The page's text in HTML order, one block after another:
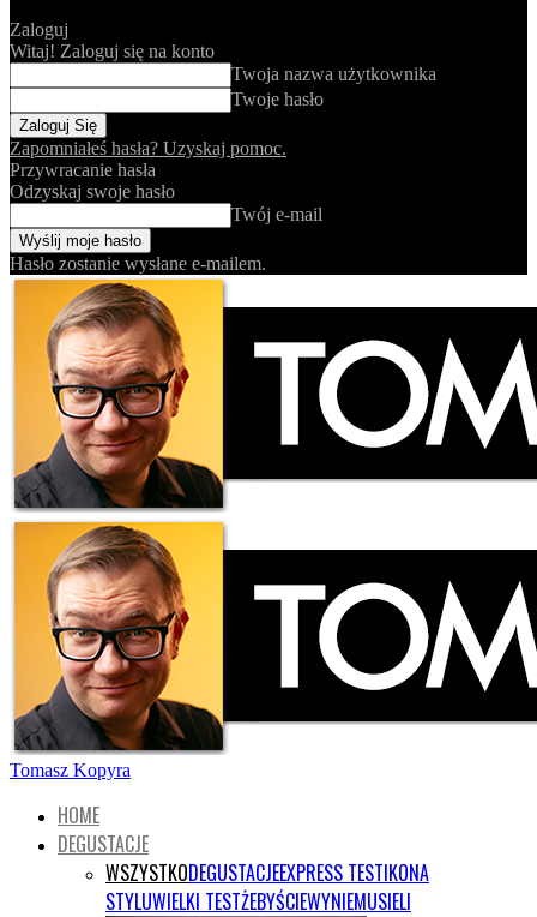
Zaloguj
Witaj! Zaloguj się na konto
Twoja nazwa użytkownika
Twoje hasło
Zapomniałeś hasła? Uzyskaj pomoc.
Przywracanie hasła
Odzyskaj swoje hasło
Twój e-mail
Hasło zostanie wysłane e-mailem.
Tomasz Kopyra
HOME
DEGUSTACJE
WSZYSTKODEGUSTACJEEXPRESS TESTIKONA
STYLUWIELKI TESTŻEBYŚCIEWYNIEMUSIELI